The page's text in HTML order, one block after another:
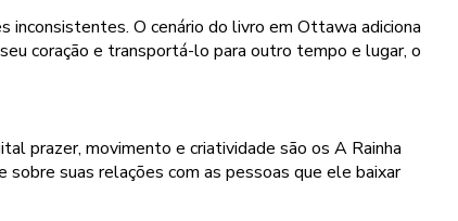
inconsistentes. O cenário do livro em Ottawa adiciona
coração e transportá-lo para outro tempo e lugar, o
prazer, movimento e criatividade são os A Rainha
sobre suas relações com as pessoas que ele baixar